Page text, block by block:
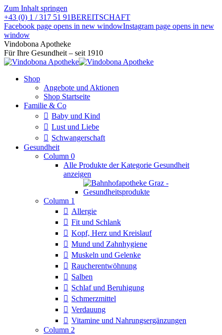
Zum Inhalt springen
+43 (0) 1 / 317 51 91BEREITSCHAFT
Facebook page opens in new windowInstagram page opens in new
window
Vindobona Apotheke
Für Ihre Gesundheit – seit 1910
Shop
Angebote und Aktionen
Shop Startseite
Familie & Co
Baby und Kind
Lust und Liebe
Schwangerschaft
Gesundheit
Column 0
Alle Produkte der Kategorie Gesundheit
anzeigen
Column 1
Allergie
Fit und Schlank
Kopf, Herz und Kreislauf
Mund und Zahnhygiene
Muskeln und Gelenke
Raucherentwöhnung
Salben
Schlaf und Beruhigung
Schmerzmittel
Verdauung
Vitamine und Nahrungsergänzungen
Column 2